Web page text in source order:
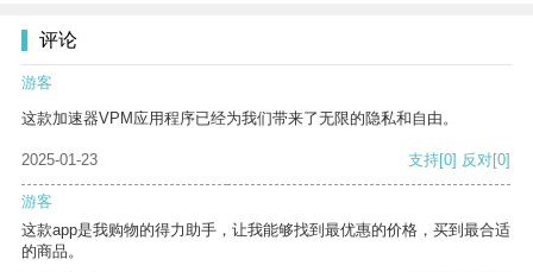
评论
游客
这款加速器VPM应用程序已经为我们带来了无限的隐私和自由。
2025-01-23 支持[0] 反对[0]
游客
这款app是我购物的得力助手，让我能够找到最优惠的价格，买到最合适
的商品。